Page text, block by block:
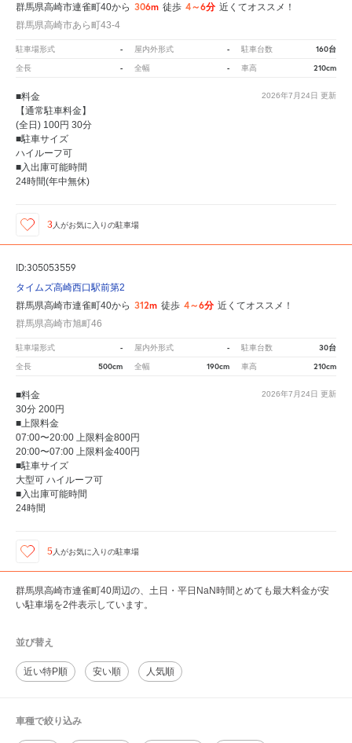
群馬県高崎市連雀町40から 306m 徒歩 4～6分 近くてオススメ！
群馬県高崎市あら町43-4
駐車場形式 - 屋内外形式 - 駐車台数 160台
全長 - 全幅 - 車高 210cm
2026年7月24日 更新
■料金
【通常駐車料金】
(全日) 100円 30分
■駐車サイズ
ハイルーフ可
■入出庫可能時間
24時間(年中無休)
3人がお気に入りの駐車場
ID:305053559
タイムズ高崎西口駅前第2
群馬県高崎市連雀町40から 312m 徒歩 4～6分 近くてオススメ！
群馬県高崎市旭町46
駐車場形式 - 屋内外形式 - 駐車台数 30台
全長 500cm 全幅 190cm 車高 210cm
2026年7月24日 更新
■料金
30分 200円
■上限料金
07:00〜20:00 上限料金800円
20:00〜07:00 上限料金400円
■駐車サイズ
大型可 ハイルーフ可
■入出庫可能時間
24時間
5人がお気に入りの駐車場
群馬県高崎市連雀町40周辺の、土日・平日NaN時間とめても最大料金が安
い駐車場を2件表示しています。
並び替え
近い特P順 安い順 人気順
車種で絞り込み